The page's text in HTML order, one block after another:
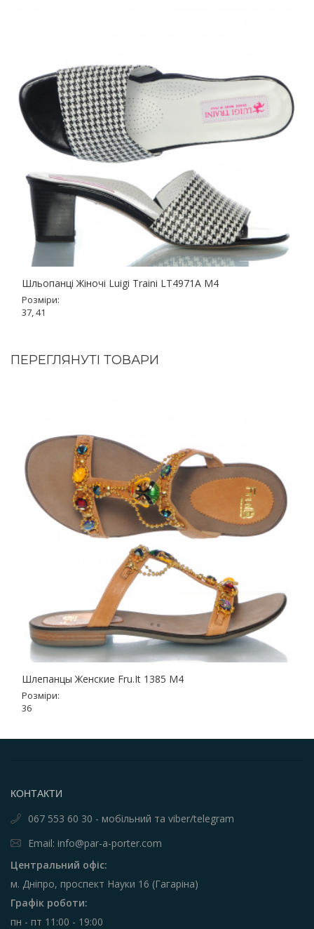
Шльопанці Жіночі Luigi Traini LT4971A M4
Розміри:
37, 41
ПЕРЕГЛЯНУТІ ТОВАРИ
Шлепанцы Женские Fru.It 1385 M4
Розміри:
36
КОНТАКТИ
067 553 60 30 - мобільний та viber/telegram
Email: info@par-a-porter.com
Центральний офіс:
м. Дніпро, проспект Науки 16 (Гагаріна)
Графік роботи:
пн - пт 11:00 - 19:00